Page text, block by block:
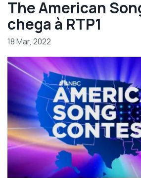
The American
chega à RTP1
18 Mar, 2022